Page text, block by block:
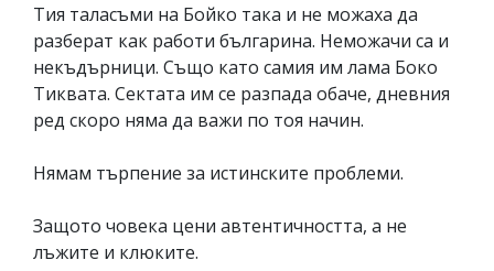
Тия таласъми на Бойко така и не можаха да
разберат как работи българина. Неможачи са и
некъдърници. Също като самия им лама Боко
Тиквата. Сектата им се разпада обаче, дневния
ред скоро няма да важи по тоя начин.
Нямам търпение за истинските проблеми.
Защото човека цени автентичността, а не
лъжите и клюките.